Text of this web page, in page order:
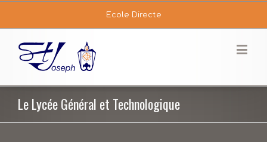
Ecole Directe
Le Lycée Général et Technologique